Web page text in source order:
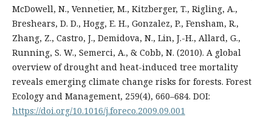
McDowell, N., Vennetier, M., Kitzberger, T., Rigling, A.,
Breshears, D. D., Hogg, E. H., Gonzalez, P., Fensham, R.,
Zhang, Z., Castro, J., Demidova, N., Lin, J.-H., Allard, G.,
Running, S. W., Semerci, A., & Cobb, N. (2010). A global
overview of drought and heat-induced tree mortality
reveals emerging climate change risks for forests. Forest
Ecology and Management, 259(4), 660–684. DOI:
https://doi.org/10.1016/j.foreco.2009.09.001